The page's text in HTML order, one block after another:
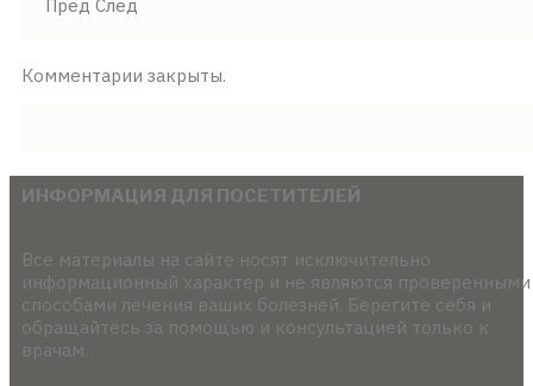
Пред След
Комментарии закрыты.
ИНФОРМАЦИЯ ДЛЯ ПОСЕТИТЕЛЕЙ
Все материалы на сайте носят исключительно
информационный характер и не являются проверенными
способами лечения ваших болезней. Берегите себя и
обращайтесь за помощью и консультацией только к
врачам.